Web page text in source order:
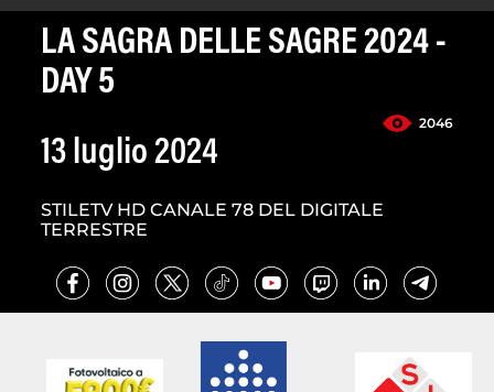
LA SAGRA DELLE SAGRE 2024 -
DAY 5
2046
13 luglio 2024
STILETV HD CANALE 78 DEL DIGITALE
TERRESTRE